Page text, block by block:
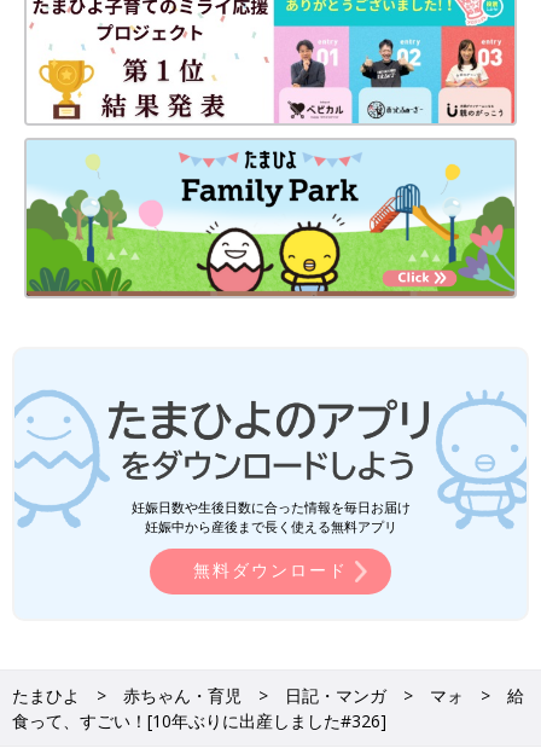
妊娠日数や生後日数に合った情報を毎日お届け
妊娠中から産後まで長く使える無料アプリ
無料ダウンロード
たまひよ 赤ちゃん・育児 日記・マンガ マォ
給
食って、すごい！[10年ぶりに出産しました#326]